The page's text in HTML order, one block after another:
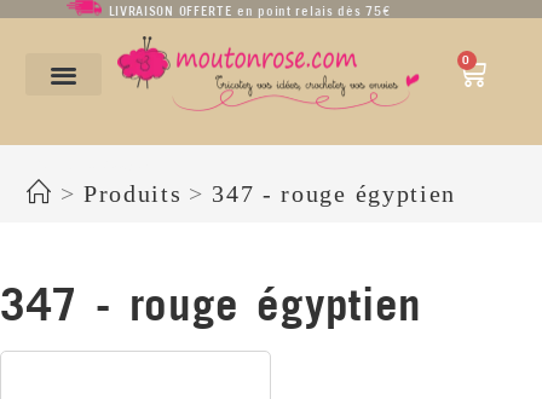
LIVRAISON OFFERTE en point relais dès 75€
0
> Produits > 347 - rouge égyptien
347 - rouge égyptien